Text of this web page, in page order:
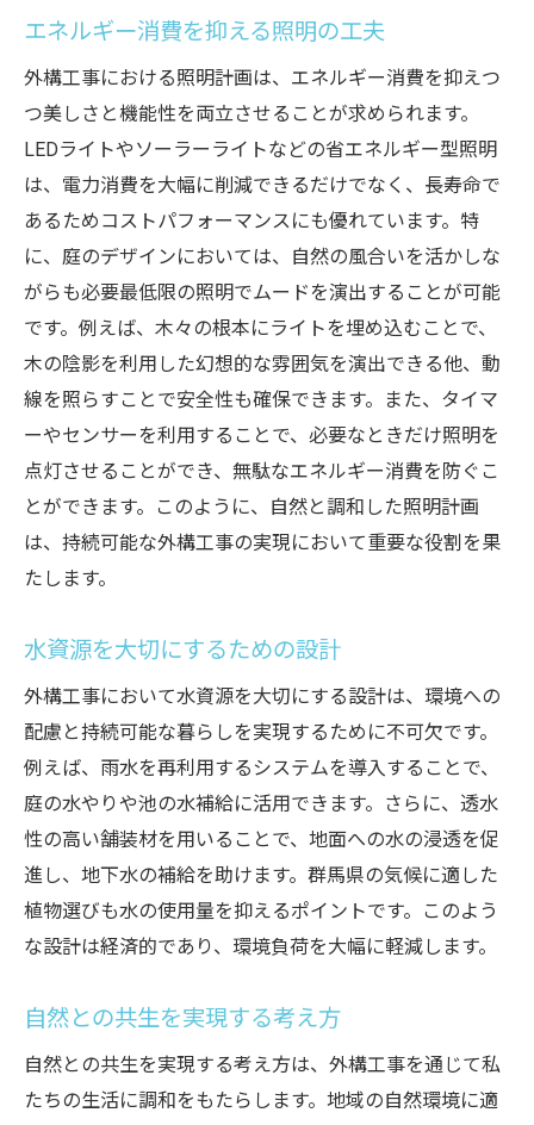
エネルギー消費を抑える照明の工夫
外構工事における照明計画は、エネルギー消費を抑えつ
つ美しさと機能性を両立させることが求められます。
LEDライトやソーラーライトなどの省エネルギー型照明
は、電力消費を大幅に削減できるだけでなく、長寿命で
あるためコストパフォーマンスにも優れています。特
に、庭のデザインにおいては、自然の風合いを活かしな
がらも必要最低限の照明でムードを演出することが可能
です。例えば、木々の根本にライトを埋め込むことで、
木の陰影を利用した幻想的な雰囲気を演出できる他、動
線を照らすことで安全性も確保できます。また、タイマ
ーやセンサーを利用することで、必要なときだけ照明を
点灯させることができ、無駄なエネルギー消費を防ぐこ
とができます。このように、自然と調和した照明計画
は、持続可能な外構工事の実現において重要な役割を果
たします。
水資源を大切にするための設計
外構工事において水資源を大切にする設計は、環境への
配慮と持続可能な暮らしを実現するために不可欠です。
例えば、雨水を再利用するシステムを導入することで、
庭の水やりや池の水補給に活用できます。さらに、透水
性の高い舗装材を用いることで、地面への水の浸透を促
進し、地下水の補給を助けます。群馬県の気候に適した
植物選びも水の使用量を抑えるポイントです。このよう
な設計は経済的であり、環境負荷を大幅に軽減します。
自然との共生を実現する考え方
自然との共生を実現する考え方は、外構工事を通じて私
たちの生活に調和をもたらします。地域の自然環境に適